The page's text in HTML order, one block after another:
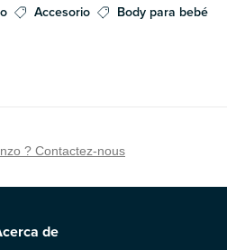
Accesorio Body para bebé
? Contactez-nous
de